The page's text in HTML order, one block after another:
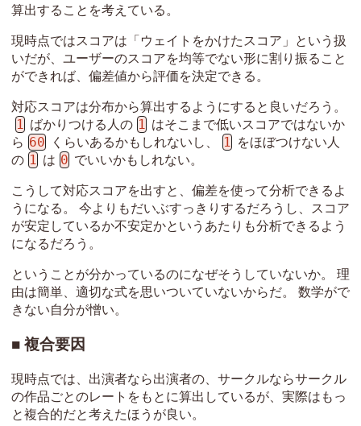
算出することを考えている。
現時点ではスコアは「ウェイトをかけたスコア」という扱
いだが、ユーザーのスコアを均等でない形に割り振ること
ができれば、偏差値から評価を決定できる。
対応スコアは分布から算出するようにすると良いだろう。
1 ばかりつける人の 1 はそこまで低いスコアではないか
ら 60 くらいあるかもしれないし、 1 をほぼつけない人
の 1 は 0 でいいかもしれない。
こうして対応スコアを出すと、偏差を使って分析できるよ
うになる。 今よりもだいぶすっきりするだろうし、スコア
が安定しているか不安定かというあたりも分析できるよう
になるだろう。
ということが分かっているのになぜそうしていないか。 理
由は簡単、適切な式を思いついていないからだ。 数学がで
きない自分が憎い。
複合要因
現時点では、出演者なら出演者の、サークルならサークル
の作品ごとのレートをもとに算出しているが、実際はもっ
と複合的だと考えたほうが良い。